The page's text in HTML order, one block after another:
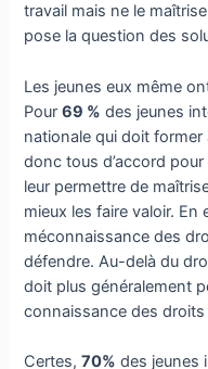
travail mais ne le
pose la question des
Les jeunes eux même
Pour69 % des jeunes
nationale qui doit
donc tous d’accord
leur permettre de
mieux les faire valoir.
méconnaissance des
défendre. Au-delà du
doit plus généralement
connaissance des
Certes,70% des jeunes